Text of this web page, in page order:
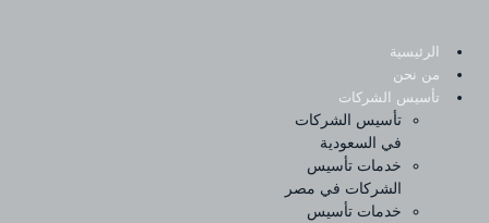
الرئيسية
من نحن
تأسيس الشركات
تأسيس الشركات
في السعودية
خدمات تأسيس
الشركات في مصر
خدمات تأسيس